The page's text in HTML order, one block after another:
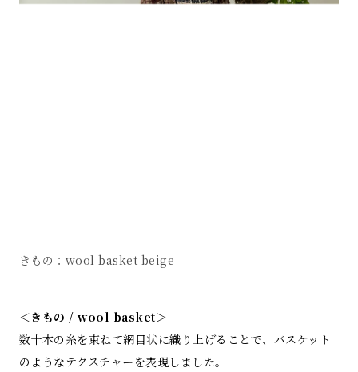
きもの：wool basket beige
＜きもの / wool basket＞
数十本の糸を束ねて網目状に織り上げることで、バスケット
のようなテクスチャーを表現しました。